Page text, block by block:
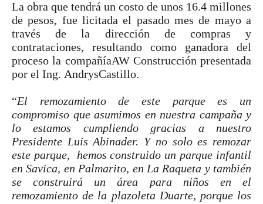
La obra que tendrá un costo de unos 16.4 millones
de pesos, fue licitada el pasado mes de mayo a
través de la dirección de compras y
contrataciones, resultando como ganadora del
proceso la compañíaAW Construcción presentada
por el Ing. AndrysCastillo.
“El remozamiento de este parque es un
compromiso que asumimos en nuestra campaña y
lo estamos cumpliendo gracias a nuestro
Presidente Luis Abinader. Y no solo es remozar
este parque, hemos construido un parque infantil
en Savica, en Palmarito, en La Raqueta y también
se construirá un área para niños en el
remozamiento de la plazoleta Duarte, porque los